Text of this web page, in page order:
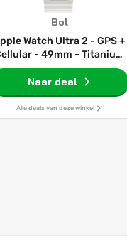
Bol
Watch Ultra 2 - GPS +
- 49mm - Titanium
with Wit Ocean Band
Naar deal
Alle deals van deze winkel